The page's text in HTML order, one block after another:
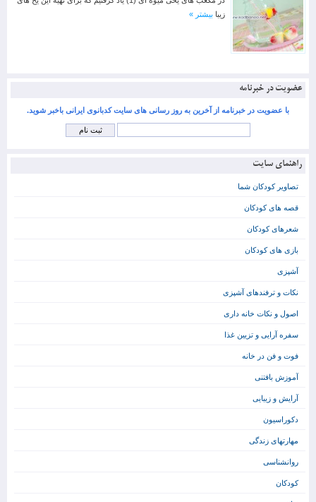
زیبا بیشتر »
عضویت در خبرنامه
با عضویت در خبرنامه از آخرین به روز رسانی های سایت کدبانوی ایرانی باخبر شوید.
راهنمای سایت
تصاویر کودکان شما
قصه های کودکان
شعرهای کودکان
بازی های کودکان
آشپزی
نکات و ترفندهای آشپزی
اصول و نکات خانه داری
سفره آرایی و تزیین غذا
فوت و فن در خانه
آموزش بافتنی
آرایش و زیبایی
دکوراسیون
مهارتهای زندگی
روانشناسی
کودکان